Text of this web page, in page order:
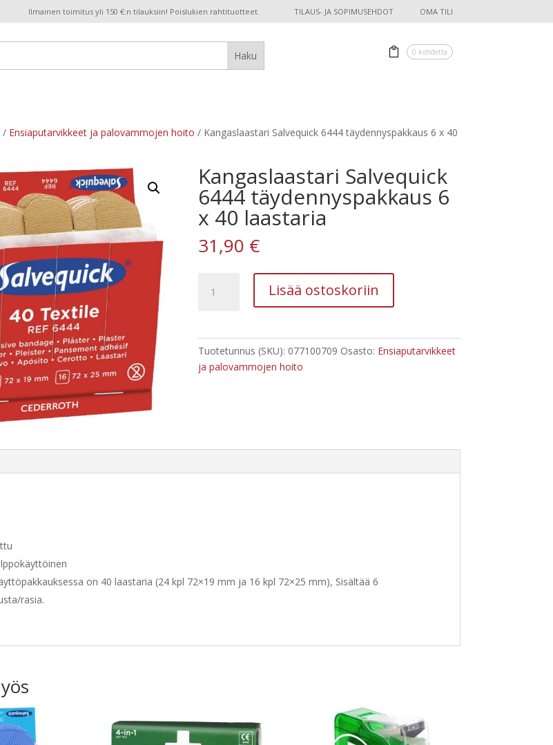
Ilmainen toimitus yli 150 €:n tilauksiin! Poislukien rahtituotteet. TILAUS- JA SOPIMUSEHDOT OMA TILI
0 kohdetta
/ Ensiaputarvikkeet ja palovammojen hoito / Kangaslaastari Salvequick 6444 täydennyspakkaus 6 x 40
Kangaslaastari Salvequick
6444 täydennyspakkaus 6
x 40 laastaria
31,90 €
Salvequick
40
Lisää ostoskoriin
Tuotetunnus (SKU): 077100709 Osasto: Ensiaputarvikkeet
ja palovammojen hoito
on 40 laastaria (24 kpl 72×19 mm ja 16 kpl 72×25 mm), Sisältää 6
rasia.